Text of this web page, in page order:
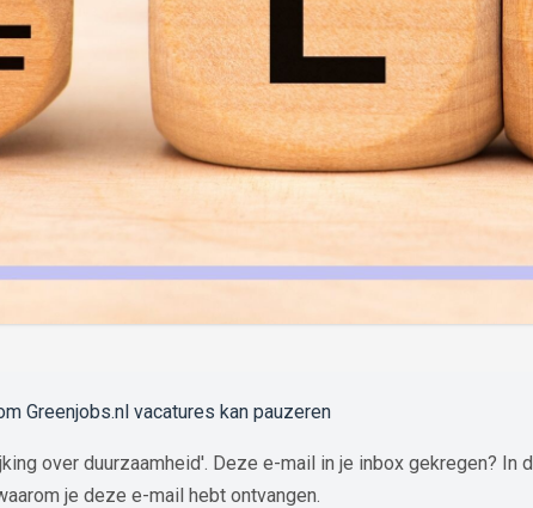
Greenjobs.nl vacatures kan pauzeren
over duurzaamheid'. Deze e-mail in je inbox gekregen? In
je deze e-mail hebt ontvangen.